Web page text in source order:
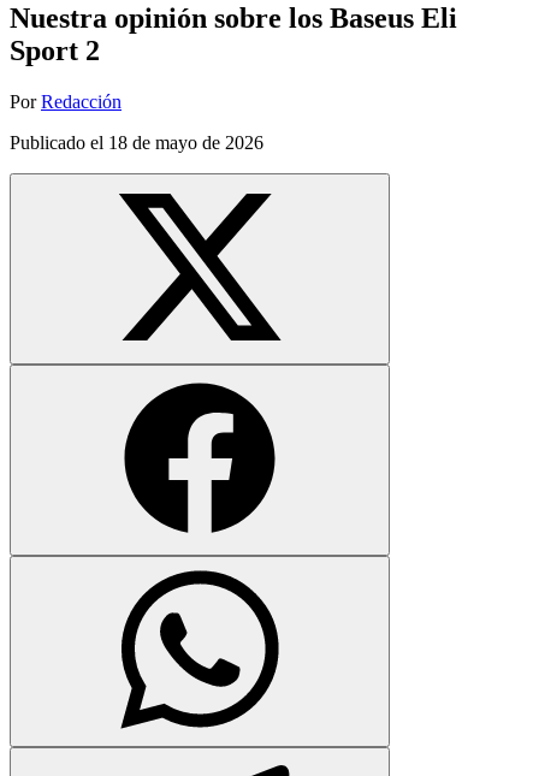
Nuestra opinión sobre los Baseus Eli
Sport 2
Por Redacción
Publicado el 18 de mayo de 2026